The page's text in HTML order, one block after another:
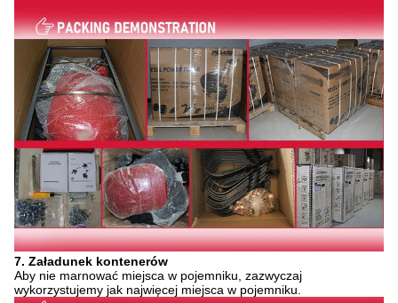
7. Załadunek kontenerów
Aby nie marnować miejsca w pojemniku, zazwyczaj
wykorzystujemy jak najwięcej miejsca w pojemniku.